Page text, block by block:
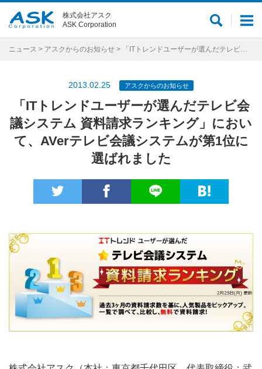
メ
ュ
サ
ト
株式会社アスク
ASK Corporation
ニュース > アスクからのお知らせ > 「ITトレンドユーザーが選んだテレビ会議システム 資料請求ランキング」において、AVerテレビ会議システムが第1位に選ばれました
2013.02.25 アスクからのお知らせ
「ITトレンドユーザーが選んだテレビ会
議システム 資料請求ランキング」におい
て、AVerテレビ会議システムが第1位に
選ばれました